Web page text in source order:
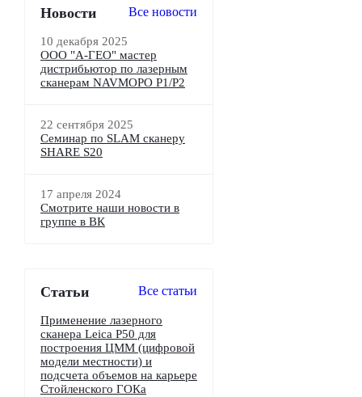
Новости Все новости
10 декабря 2025
ООО "А-ГЕО" мастер
дистрибьютор по лазерным
сканерам NAVMOPO P1/P2
22 сентября 2025
Семинар по SLAM сканеру
SHARE S20
17 апреля 2024
Смотрите наши новости в
группе в ВК
Статьи Все статьи
Применение лазерного
сканера Leica P50 для
построения ЦММ (цифровой
модели местности) и
подсчета объемов на карьере
Стойленского ГОКа